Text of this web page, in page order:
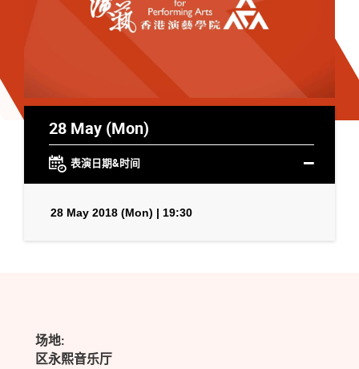
28 May (Mon)
表演日期&时间
28 May 2018 (Mon) | 19:30
场地:
区永熙音乐厅